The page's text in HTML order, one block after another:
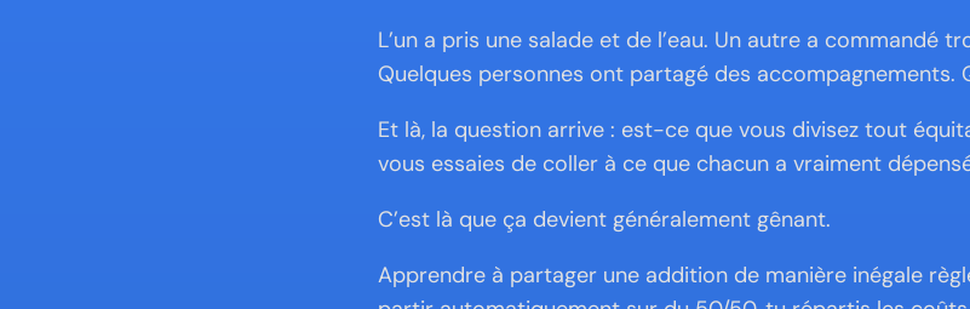
L’un a pris une salade et de l’eau. Un autre a commandé
Quelques personnes ont partagé des accompagnements.
Et là, la question arrive : est-ce que vous divisez tout
vous essaies de coller à ce que chacun a vraiment
C’est là que ça devient généralement gênant.
Apprendre à partager une addition de manière inégale